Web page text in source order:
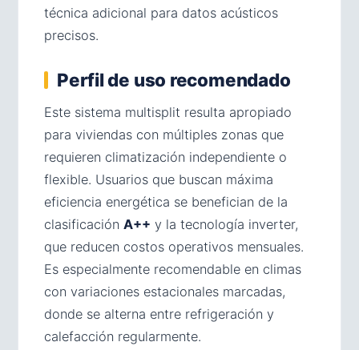
técnica adicional para datos acústicos
precisos.
Perfil de uso recomendado
Este sistema multisplit resulta apropiado
para viviendas con múltiples zonas que
requieren climatización independiente o
flexible. Usuarios que buscan máxima
eficiencia energética se benefician de la
clasificación A++ y la tecnología inverter,
que reducen costos operativos mensuales.
Es especialmente recomendable en climas
con variaciones estacionales marcadas,
donde se alterna entre refrigeración y
calefacción regularmente.